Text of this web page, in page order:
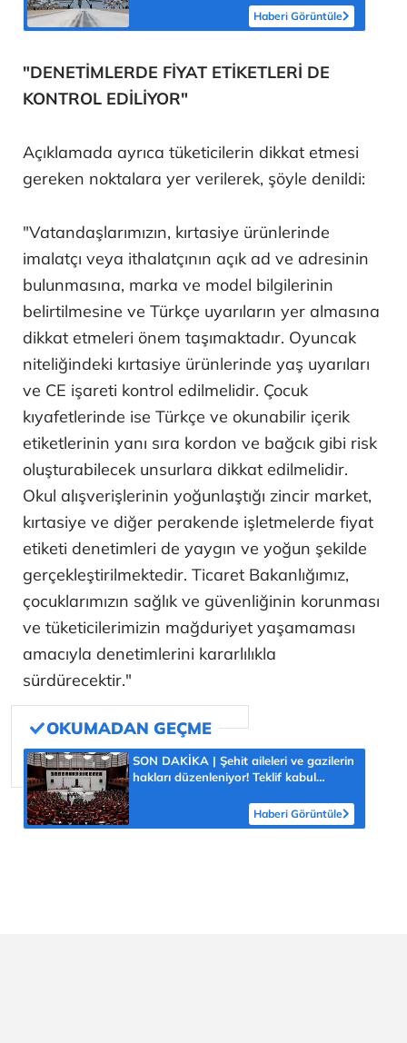
Haberi Görüntüle
"DENETİMLERDE FİYAT ETİKETLERİ DE
KONTROL EDİLİYOR"
Açıklamada ayrıca tüketicilerin dikkat etmesi
gereken noktalara yer verilerek, şöyle denildi:
"Vatandaşlarımızın, kırtasiye ürünlerinde
imalatçı veya ithalatçının açık ad ve adresinin
bulunmasına, marka ve model bilgilerinin
belirtilmesine ve Türkçe uyarıların yer almasına
dikkat etmeleri önem taşımaktadır. Oyuncak
niteliğindeki kırtasiye ürünlerinde yaş uyarıları
ve CE işareti kontrol edilmelidir. Çocuk
kıyafetlerinde ise Türkçe ve okunabilir içerik
etiketlerinin yanı sıra kordon ve bağcık gibi risk
oluşturabilecek unsurlara dikkat edilmelidir.
Okul alışverişlerinin yoğunlaştığı zincir market,
kırtasiye ve diğer perakende işletmelerde fiyat
etiketi denetimleri de yaygın ve yoğun şekilde
gerçekleştirilmektedir. Ticaret Bakanlığımız,
çocuklarımızın sağlık ve güvenliğinin korunması
ve tüketicilerimizin mağduriyet yaşamaması
amacıyla denetimlerini kararlılıkla
sürdürecektir."
SON DAKİKA | Şehit aileleri ve gazilerin
hakları düzenleniyor! Teklif kabul
Haberi Görüntüle